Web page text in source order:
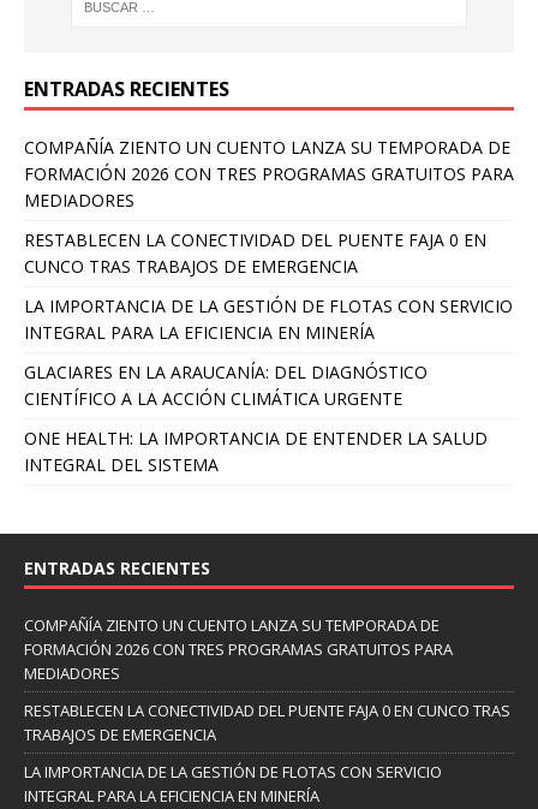
ENTRADAS RECIENTES
COMPAÑÍA ZIENTO UN CUENTO LANZA SU TEMPORADA DE
FORMACIÓN 2026 CON TRES PROGRAMAS GRATUITOS PARA
MEDIADORES
RESTABLECEN LA CONECTIVIDAD DEL PUENTE FAJA 0 EN
CUNCO TRAS TRABAJOS DE EMERGENCIA
LA IMPORTANCIA DE LA GESTIÓN DE FLOTAS CON SERVICIO
INTEGRAL PARA LA EFICIENCIA EN MINERÍA
GLACIARES EN LA ARAUCANÍA: DEL DIAGNÓSTICO
CIENTÍFICO A LA ACCIÓN CLIMÁTICA URGENTE
ONE HEALTH: LA IMPORTANCIA DE ENTENDER LA SALUD
INTEGRAL DEL SISTEMA
ENTRADAS RECIENTES
COMPAÑÍA ZIENTO UN CUENTO LANZA SU TEMPORADA DE
FORMACIÓN 2026 CON TRES PROGRAMAS GRATUITOS PARA
MEDIADORES
RESTABLECEN LA CONECTIVIDAD DEL PUENTE FAJA 0 EN CUNCO TRAS
TRABAJOS DE EMERGENCIA
LA IMPORTANCIA DE LA GESTIÓN DE FLOTAS CON SERVICIO
INTEGRAL PARA LA EFICIENCIA EN MINERÍA